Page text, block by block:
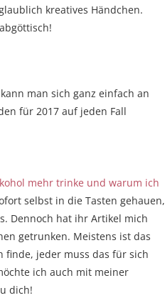
kreatives Händchen.
man sich ganz einfach an
für 2017 auf jeden Fall
mehr trinke und warum ich
selbst in die Tasten gehauen,
Dennoch hat ihr Artikel mich
getrunken. Meistens ist das
finde, jeder muss das für sich
ich auch mit meiner
dich!